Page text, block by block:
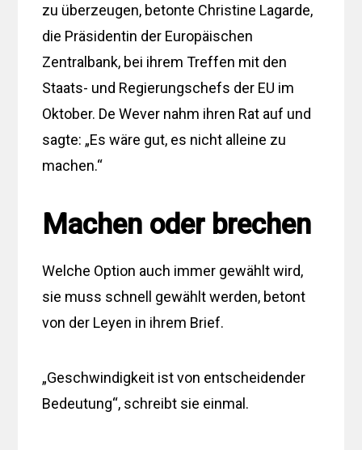
zu überzeugen, betonte Christine Lagarde,
die Präsidentin der Europäischen
Zentralbank, bei ihrem Treffen mit den
Staats- und Regierungschefs der EU im
Oktober. De Wever nahm ihren Rat auf und
sagte: „Es wäre gut, es nicht alleine zu
machen.“
Machen oder brechen
Welche Option auch immer gewählt wird,
sie muss schnell gewählt werden, betont
von der Leyen in ihrem Brief.
„Geschwindigkeit ist von entscheidender
Bedeutung“, schreibt sie einmal.